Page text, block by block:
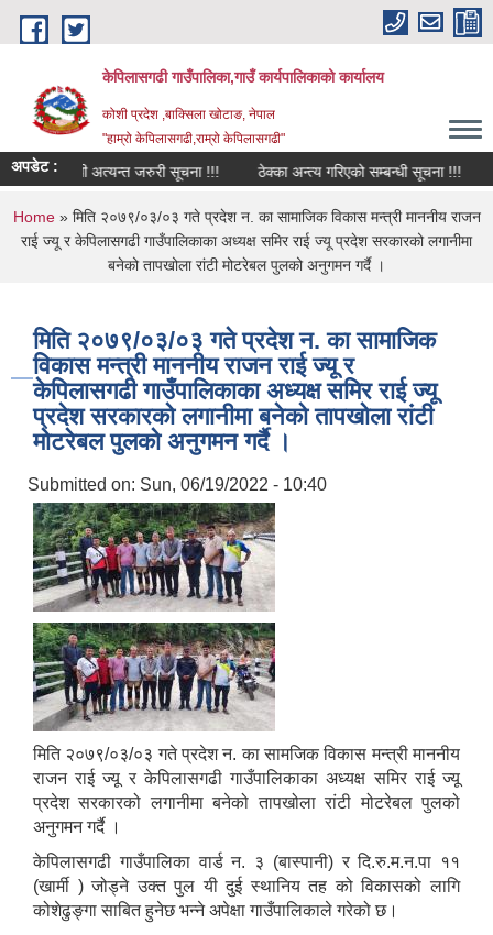
Skip to main content
केपिलासगढी गाउँपालिका,गाउँ कार्यपालिकाको कार्यालय
कोशी प्रदेश ,बाक्सिला खोटाङ, नेपाल
"हाम्रो केपिलासगढी,राम्रो केपिलासगढी"
अपडेट :
सम्बन्धी अत्यन्त जरुरी सूचना !!! ठेक्का अन्त्य गरिएको सम्बन्धी सूचना !!!
You are here
Home» मिति २०७९/०३/०३ गते प्रदेश न. का सामाजिक विकास मन्त्री माननीय राजन
राई ज्यू र केपिलासगढी गाउँपालिकाका अध्यक्ष समिर राई ज्यू प्रदेश सरकारको लगानीमा
बनेको तापखोला रांटी मोटरेबल पुलको अनुगमन गर्दै ।
मिति २०७९/०३/०३ गते प्रदेश न. का सामाजिक
विकास मन्त्री माननीय राजन राई ज्यू र
केपिलासगढी गाउँपालिकाका अध्यक्ष समिर राई ज्यू
प्रदेश सरकारको लगानीमा बनेको तापखोला रांटी
मोटरेबल पुलको अनुगमन गर्दै ।
Submitted on: Sun, 06/19/2022 - 10:40
मिति २०७९/०३/०३ गते प्रदेश न. का सामजिक विकास मन्त्री माननीय
राजन राई ज्यू र केपिलासगढी गाउँपालिकाका अध्यक्ष समिर राई ज्यू
प्रदेश सरकारको लगानीमा बनेको तापखोला रांटी मोटरेबल पुलको
अनुगमन गर्दै ।
केपिलासगढी गाउँपालिका वार्ड न. ३ (बास्पानी) र दि.रु.म.न.पा ११
(खार्मी ) जोड्ने उक्त पुल यी दुई स्थानिय तह को विकासको लागि
कोशेढुङ्गा साबित हुनेछ भन्ने अपेक्षा गाउँपालिकाले गरेको छ।